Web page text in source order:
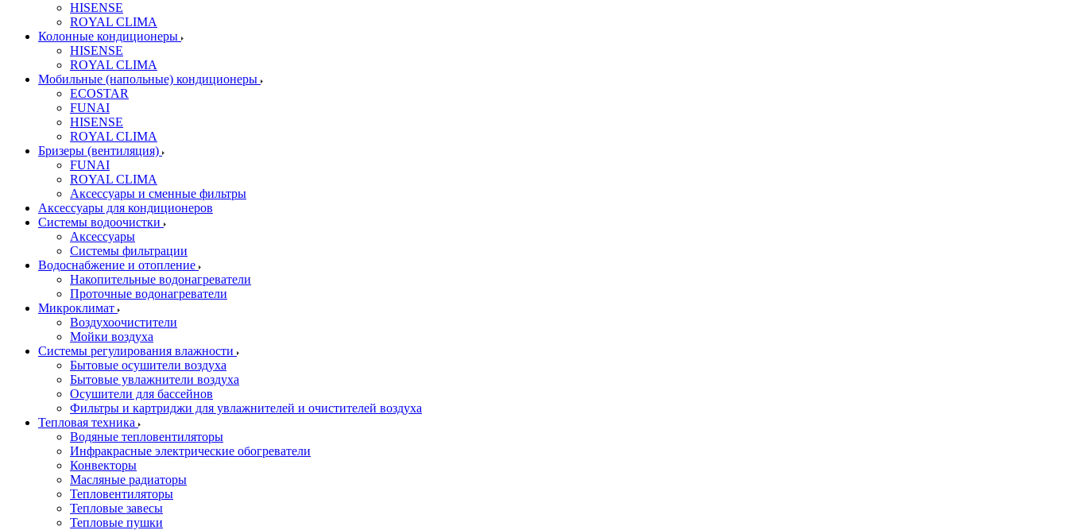
HISENSE
ROYAL CLIMA
Колонные кондиционеры
HISENSE
ROYAL CLIMA
Мобильные (напольные) кондиционеры
ECOSTAR
FUNAI
HISENSE
ROYAL CLIMA
Бризеры (вентиляция)
FUNAI
ROYAL CLIMA
Аксессуары и сменные фильтры
Аксессуары для кондиционеров
Системы водоочистки
Аксессуары
Системы фильтрации
Водоснабжение и отопление
Накопительные водонагреватели
Проточные водонагреватели
Микроклимат
Воздухоочистители
Мойки воздуха
Системы регулирования влажности
Бытовые осушители воздуха
Бытовые увлажнители воздуха
Осушители для бассейнов
Фильтры и картриджи для увлажнителей и очистителей воздуха
Тепловая техника
Водяные тепловентиляторы
Инфракрасные электрические обогреватели
Конвекторы
Масляные радиаторы
Тепловентиляторы
Тепловые завесы
Тепловые пушки